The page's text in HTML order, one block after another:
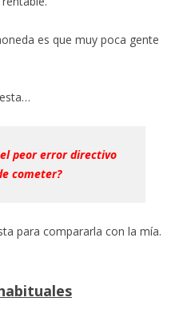
es que muy poca gente
peor error directivo
cometer?
para compararla con la mía.